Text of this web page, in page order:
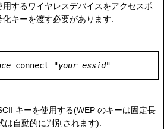
するワイヤレスデバイスをアクセスポ
キーを渡す必要があります:
connect "your_essid"
キーを使用する(WEP のキーは固定長
は自動的に判別されます):